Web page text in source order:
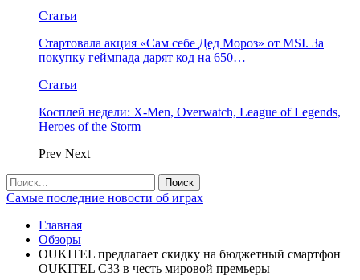
Статьи
Стартовала акция «Сам себе Дед Мороз» от MSI. За
покупку геймпада дарят код на 650…
Статьи
Косплей недели: X-Men, Overwatch, League of Legends,
Heroes of the Storm
Prev Next
Самые последние новости об играх
Главная
Обзоры
OUKITEL предлагает скидку на бюджетный смартфон
OUKITEL C33 в честь мировой премьеры